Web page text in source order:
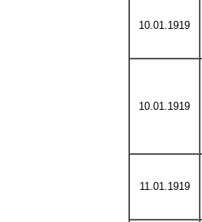
10.01.1919
10.01.1919
11.01.1919